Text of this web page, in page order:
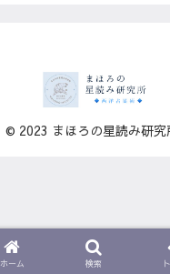
© 2023 まほろの星読み研究
ホーム 検索